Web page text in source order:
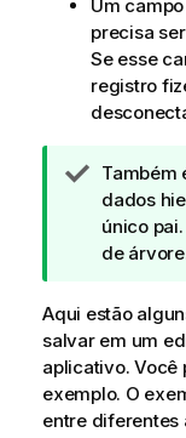
Um
precisa
Se esse
registro
N
o
t
a
e
d
i
c
a
Também
dados
único
de
Aqui estão
salvar em um
aplicativo. Você
exemplo. O
entre diferentes